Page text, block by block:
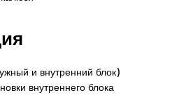
и внутренний блок)
внутреннего блока